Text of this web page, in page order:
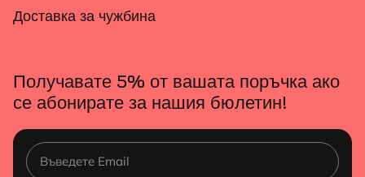
Доставка за чужбина
Получавате 5% от вашата поръчка ако
се абонирате за нашия бюлетин!